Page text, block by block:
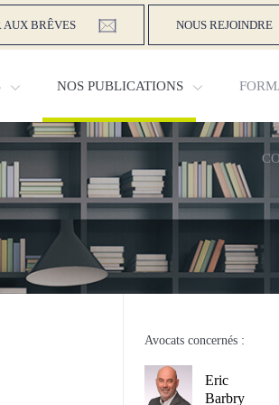
AUX BRÊVES NOUS REJOINDRE
NOS PUBLICATIONS
Avocats concernés :
Eric
Barbry